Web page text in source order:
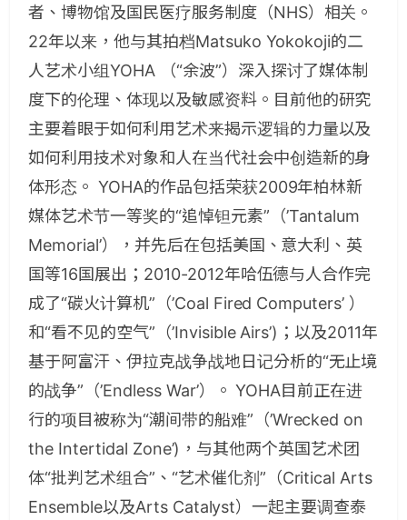
者、博物馆及国民医疗服务制度（NHS）相关。
22年以来，他与其拍档Matsuko Yokokoji的二
人艺术小组YOHA （“余波”）深入探讨了媒体制
度下的伦理、体现以及敏感资料。目前他的研究
主要着眼于如何利用艺术来揭示逻辑的力量以及
如何利用技术对象和人在当代社会中创造新的身
体形态。 YOHA的作品包括荣获2009年柏林新
媒体艺术节一等奖的“追悼钽元素”（’Tantalum
Memorial’），并先后在包括美国、意大利、英
国等16国展出；2010-2012年哈伍德与人合作完
成了“碳火计算机”（’Coal Fired Computers’ ）
和“看不见的空气”（’Invisible Airs’)；以及2011年
基于阿富汗、伊拉克战争战地日记分析的“无止境
的战争”（’Endless War’）。 YOHA目前正在进
行的项目被称为“潮间带的船难”（’Wrecked on
the Intertidal Zone’)，与其他两个英国艺术团
体“批判艺术组合”、“艺术催化剂”（Critical Arts
Ensemble以及Arts Catalyst）一起主要调查泰